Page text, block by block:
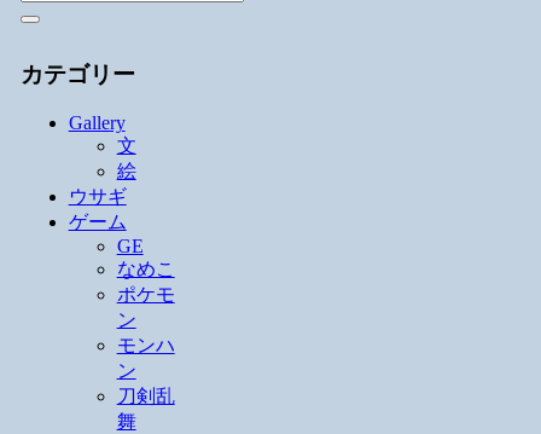
カテゴリー
Gallery
文
絵
ウサギ
ゲーム
GE
なめこ
ポケモ
ン
モンハ
ン
刀剣乱
舞